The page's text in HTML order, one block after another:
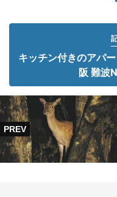
キッチン付きのアパ
阪 難波